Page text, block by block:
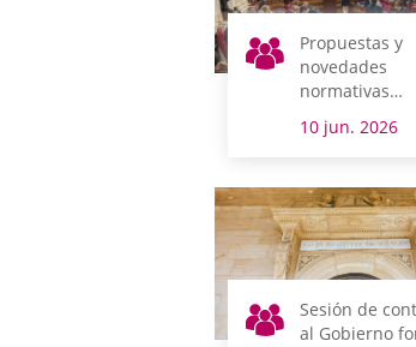
Propuestas y
novedades
normativas
plenaria
10 jun. 2026
Sesión de
al Gobierno